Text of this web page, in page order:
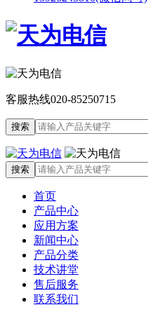
客服热线020-85250715
首页
产品中心
应用方案
新闻中心
产品分类
技术讲堂
售后服务
联系我们